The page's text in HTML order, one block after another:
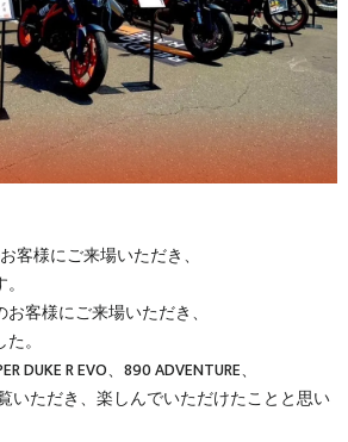
客様にご来場いただき、
客様にご来場いただき、
。
DUKE R EVO、890 ADVENTURE、
覧いただき、楽しんでいただけたことと思い